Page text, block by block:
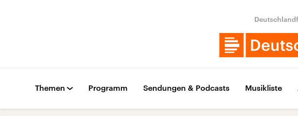
Themen Programm Sendungen & Podcasts Musikliste